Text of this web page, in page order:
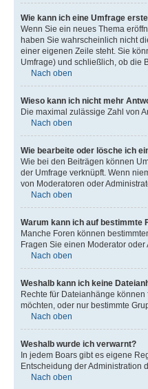
Wie kann ich eine Umfrage
Wenn Sie ein neues Thema
haben Sie wahrscheinlich nicht
einer eigenen Zeile steht. Sie
Umfrage) und schließlich, ob die
Nach oben
Wieso kann ich nicht mehr
Die maximal zulässige Zahl von
Nach oben
Wie bearbeite oder lösche ich
Wie bei den Beiträgen können
der Umfrage verknüpft. Wenn
von Moderatoren oder
Nach oben
Warum kann ich auf bestimmte
Manche Foren können
Fragen Sie einen Moderator
Nach oben
Weshalb kann ich keine
Rechte für Dateianhänge
möchten, oder nur bestimmte
Nach oben
Weshalb wurde ich verwarnt?
In jedem Boars gibt es eigene
Entscheidung der Administration
Nach oben